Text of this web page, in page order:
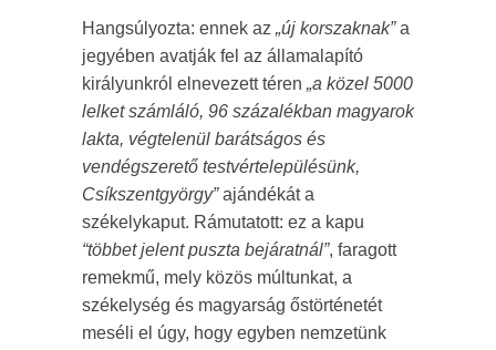
Hangsúlyozta: ennek az „új korszaknak”a
jegyében avatják fel az államalapító
királyunkról elnevezett téren „a közel 5000
lelket számláló, 96 százalékban magyarok
lakta, végtelenül barátságos és
vendégszerető testvértelepülésünk,
Csíkszentgyörgy”ajándékát a
székelykaput. Rámutatott: ez a kapu
“többet jelent puszta bejáratnál”, faragott
remekmű, mely közös múltunkat, a
székelység és magyarság őstörténetét
meséli el úgy, hogy egyben nemzetünk